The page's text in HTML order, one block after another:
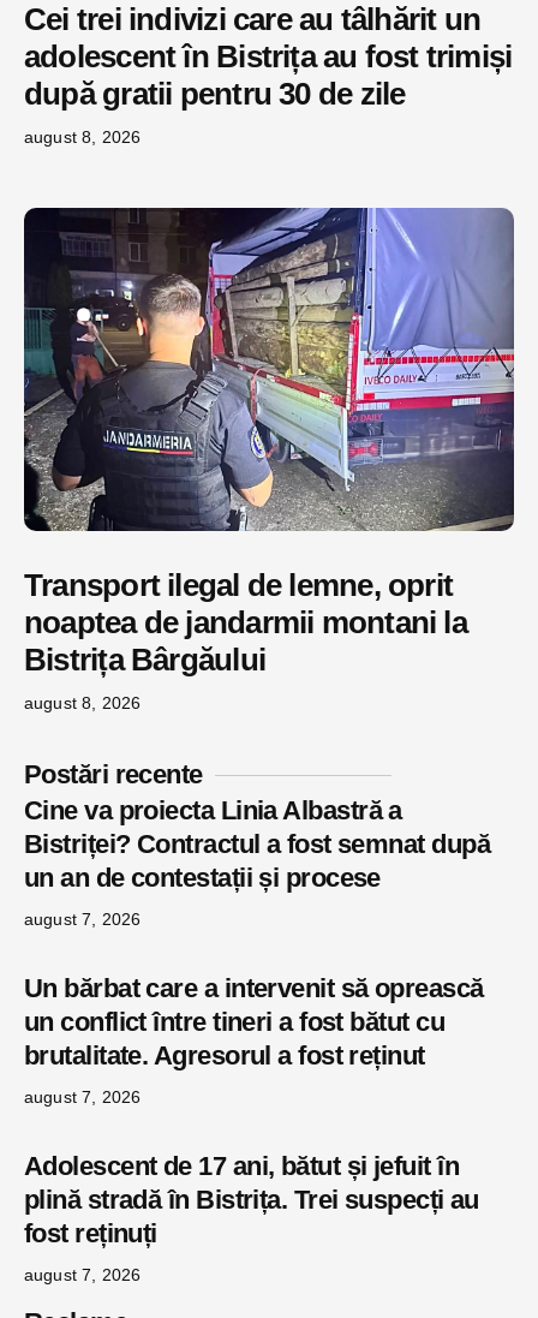
Cei trei indivizi care au tâlhărit un
adolescent în Bistrița au fost trimiși
după gratii pentru 30 de zile
august 8, 2026
Transport ilegal de lemne, oprit
noaptea de jandarmii montani la
Bistrița Bârgăului
august 8, 2026
Postări recente
Cine va proiecta Linia Albastră a
Bistriței? Contractul a fost semnat după
un an de contestații și procese
august 7, 2026
Un bărbat care a intervenit să oprească
un conflict între tineri a fost bătut cu
brutalitate. Agresorul a fost reținut
august 7, 2026
Adolescent de 17 ani, bătut și jefuit în
plină stradă în Bistrița. Trei suspecți au
fost reținuți
august 7, 2026